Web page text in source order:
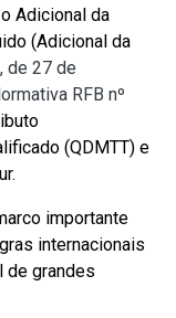
Adicional da
(Adicional da
de 27 de
RFB nº
(QDMTT) e
importante
internacionais
de grandes